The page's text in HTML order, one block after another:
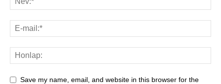
Save my name, email, and website in this browser for the